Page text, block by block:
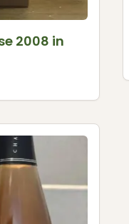
2008 in